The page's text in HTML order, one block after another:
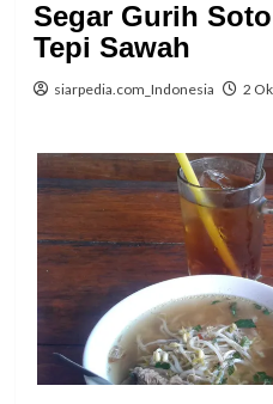
Segar Gurih
Tepi Sawah
siarpedia.com_Indonesia 2